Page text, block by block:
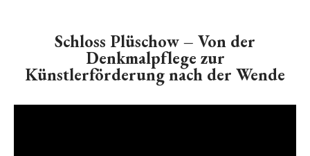
Schloss Plüschow – Von der
Denkmalpflege zur
Künstlerförderung nach der Wende